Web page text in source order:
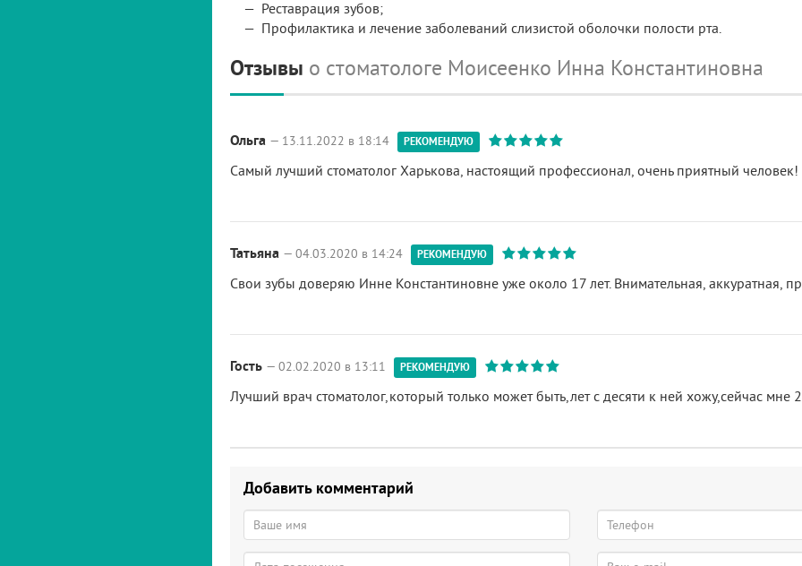
Реставрация зубов;
Профилактика и лечение заболеваний слизистой оболочки полости рта.
Отзывы о стоматологе Моисеенко Инна Константиновна
Ольга — 13.11.2022 в 18:14 РЕКОМЕНДУЮ
Самый лучший стоматолог Харькова, настоящий профессионал, очень приятный человек!
Татьяна — 04.03.2020 в 14:24 РЕКОМЕНДУЮ
Свои зубы доверяю Инне Константиновне уже около 17 лет. Внимательная, аккуратная,
Гость — 02.02.2020 в 13:11 РЕКОМЕНДУЮ
Лучший врач стоматолог,который только может быть,лет с десяти к ней хожу,сейчас мне
Добавить комментарий